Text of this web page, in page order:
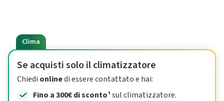
Clima
Se acquisti solo il climatizzatore
Chiedi onlinedi essere contattato e hai:
Fino a 300€ di sconto¹sul climatizzatore.